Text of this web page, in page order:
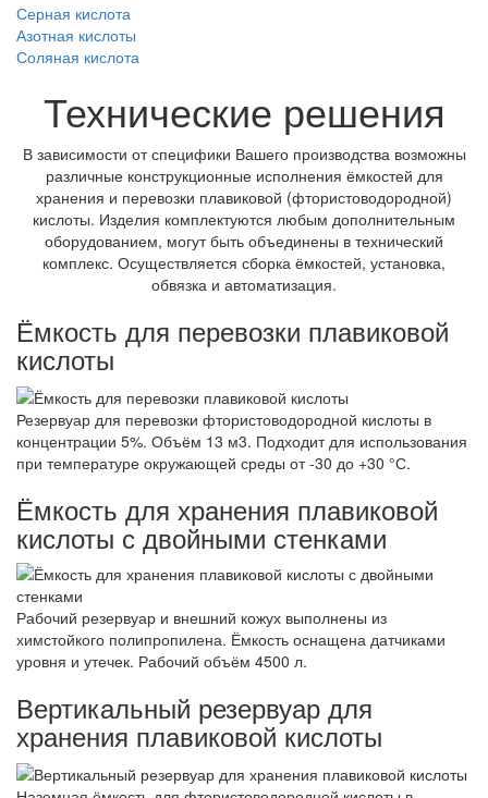
Серная кислота
Азотная кислоты
Соляная кислота
Технические решения
В зависимости от специфики Вашего производства возможны
различные конструкционные исполнения ёмкостей для
хранения и перевозки плавиковой (фтористоводородной)
кислоты. Изделия комплектуются любым дополнительным
оборудованием, могут быть объединены в технический
комплекс. Осуществляется сборка ёмкостей, установка,
обвязка и автоматизация.
Ёмкость для перевозки плавиковой
кислоты
Резервуар для перевозки фтористоводородной кислоты в
концентрации 5%. Объём 13 м3. Подходит для использования
при температуре окружающей среды от -30 до +30 °С.
Ёмкость для хранения плавиковой
кислоты с двойными стенками
Рабочий резервуар и внешний кожух выполнены из
химстойкого полипропилена. Ёмкость оснащена датчиками
уровня и утечек. Рабочий объём 4500 л.
Вертикальный резервуар для
хранения плавиковой кислоты